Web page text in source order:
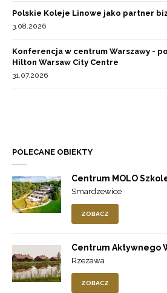
Polskie Koleje Linowe jako partner
3.08.2026
Konferencja w centrum Warszawy -
Hilton Warsaw City Centre
31.07.2026
POLECANE OBIEKTY
Centrum MOLO
Smardzewice
ZOBACZ
Centrum Aktywnego
Rzezawa
ZOBACZ